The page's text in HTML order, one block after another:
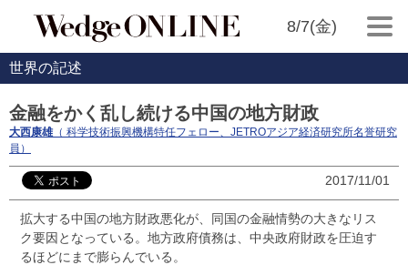
8/7(金)
世界の記述
金融をかく乱し続ける中国の地方財政
大西康雄（ 科学技術振興機構特任フェロー、JETROアジア経済研究所名誉研究
員）
2017/11/01
拡大する中国の地方財政悪化が、同国の金融情勢の大きなリス
ク要因となっている。地方政府債務は、中央政府財政を圧迫す
るほどにまで膨らんでいる。